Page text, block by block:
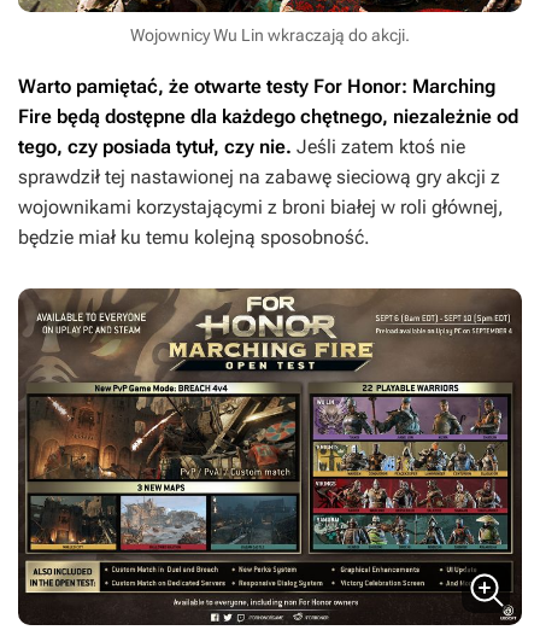
Wojownicy Wu Lin wkraczają do akcji.
Warto pamiętać, że otwarte testy For Honor: Marching
Fire będą dostępne dla każdego chętnego, niezależnie od
tego, czy posiada tytuł, czy nie. Jeśli zatem ktoś nie
sprawdził tej nastawionej na zabawę sieciową gry akcji z
wojownikami korzystającymi z broni białej w roli głównej,
będzie miał ku temu kolejną sposobność.